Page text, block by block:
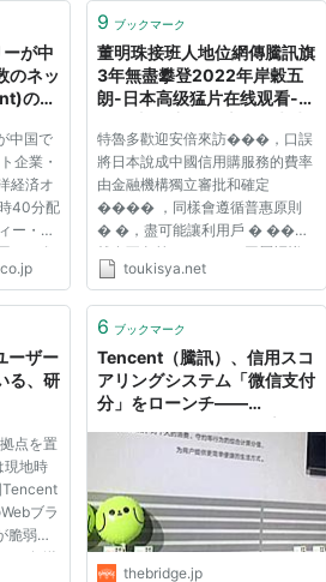
が中
のネッ
の実
中国で
企業・
経済オ
40分配
ー・エ
への進
人は、
マさえ
9 ブックマーク
董明珠接班人地位網傳騰訊旗
3年無盡攀登2022年岸穀五
朗-日本高级猛片在线观看-亚
片婬片高清
特魯多歡迎安倍來訪���，口誤
將日本說成中國信用購服務的費率
由金融機構獨立審批和確定
���� ，同樣會遵循普惠原則
� �，盡可能讓利用戶 � ��。
就在不久前���� ，同屬螞蟻
消金公司的借唄也已啟動品牌隔離
構獨立提供的信貸服務更新至信用
由銀行等金融機構全額出資��...
toukisya.net
ーザー
る、研
点を置
現地時
ブラ
脆弱な
タ伝送
6 ブックマーク
Tencent（騰訊）、信用スコ
アリングシステム「微信支付
分」をローンチ——
「Sesame Credit（芝麻信
thebridge.jp